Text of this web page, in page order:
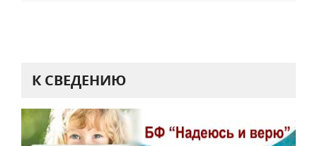
К СВЕДЕНИЮ